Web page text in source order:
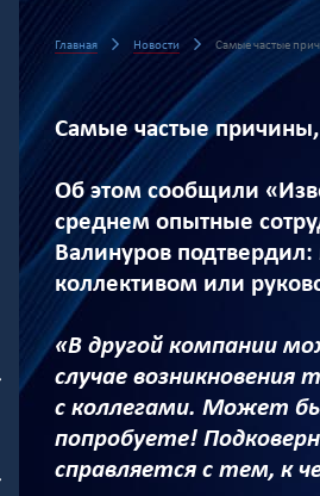
Главная Новости Самые частые
Самые частые
Об этом сообщили
среднем опытные
Валинуров подтвердил:
коллективом или
«В другой компании
случае
с коллегами. Может
попробуете!
справляется с тем, к